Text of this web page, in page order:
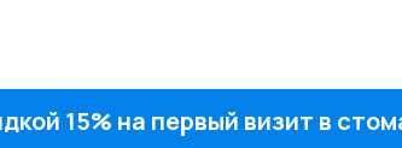
15% на первый визит в